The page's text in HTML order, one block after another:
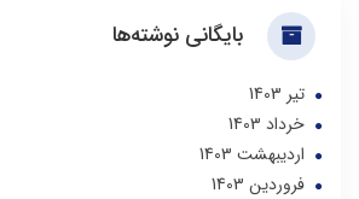
بایگانی نوشته‌ها
تير 1403
خرداد 1403
ارديبهشت 1403
فروردین 1403